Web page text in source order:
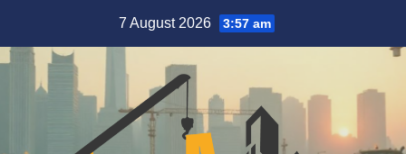
content
7 August 2026 3:57 am